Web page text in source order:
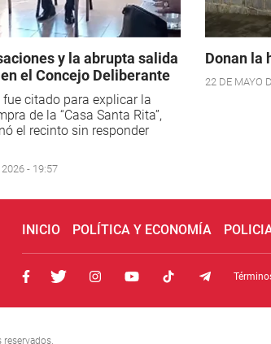
y la abrupta salida
el Concejo Deliberante
fue citado para explicar la
de la “Casa Santa Rita”,
el recinto sin responder
2026 - 19:57
Donan la
22 DE MAYO
INICIO POLÍTICA Y ECONOMÍA